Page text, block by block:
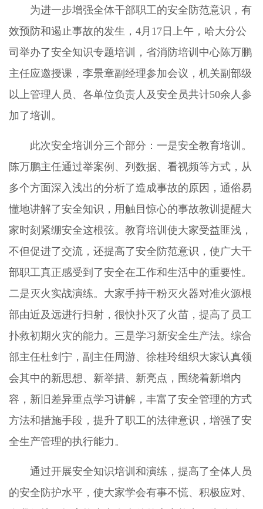
为进一步增强全体干部职工的安全防范意识，有
效预防和遏止事故的发生，4月17日上午，哈大分公
司举办了安全知识专题培训，省消防培训中心陈万鹏
主任应邀授课，李景章副经理参加会议，机关副部级
以上管理人员、各单位负责人及安全员共计50余人参
加了培训。
此次安全培训分三个部分：一是安全教育培训。
陈万鹏主任通过举案例、列数据、看视频等方式，从
多个方面深入浅出的分析了造成事故的原因，通俗易
懂地讲解了安全知识，用触目惊心的事故教训提醒大
家时刻紧绷安全这根弦。教育培训使大家受益匪浅，
不但促进了交流，还提高了安全防范意识，使广大干
部职工真正感受到了安全在工作和生活中的重要性。
二是灭火实战演练。大家手持干粉灭火器对准火源根
部由近及远进行扫射，很快扑灭了火苗，提高了员工
扑救初期火灾的能力。三是学习新安全生产法。综合
部主任杜剑宁，副主任周游、徐桂玲组织大家认真领
会其中的新思想、新举措、新亮点，围绕着新增内
容，新旧差异重点学习讲解，丰富了安全管理的方式
方法和措施手段，提升了职工的法律意识，增强了安
全生产管理的执行能力。
通过开展安全知识培训和演练，提高了全体人员
的安全防护水平，使大家学会有事不慌、积极应对、